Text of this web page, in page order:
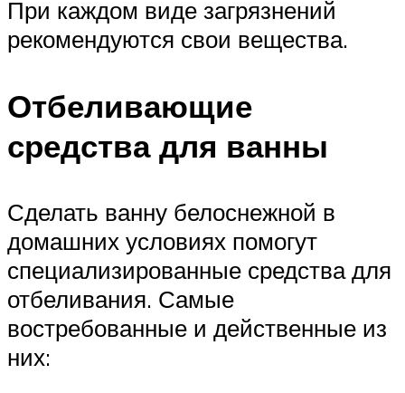
При каждом виде загрязнений
рекомендуются свои вещества.
Отбеливающие
средства для ванны
Сделать ванну белоснежной в
домашних условиях помогут
специализированные средства для
отбеливания. Самые
востребованные и действенные из
них: